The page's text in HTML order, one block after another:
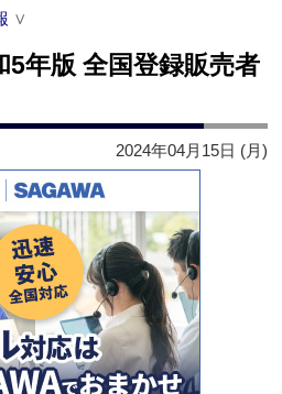
∨
5年版 全国登録販売者
2024年04月15日 (月)